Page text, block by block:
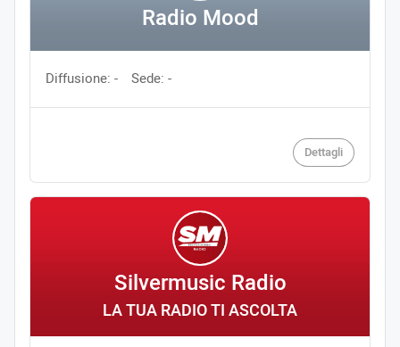
Radio Mood
Diffusione: - Sede: -
Dettagli
Silvermusic Radio
LA TUA RADIO TI ASCOLTA